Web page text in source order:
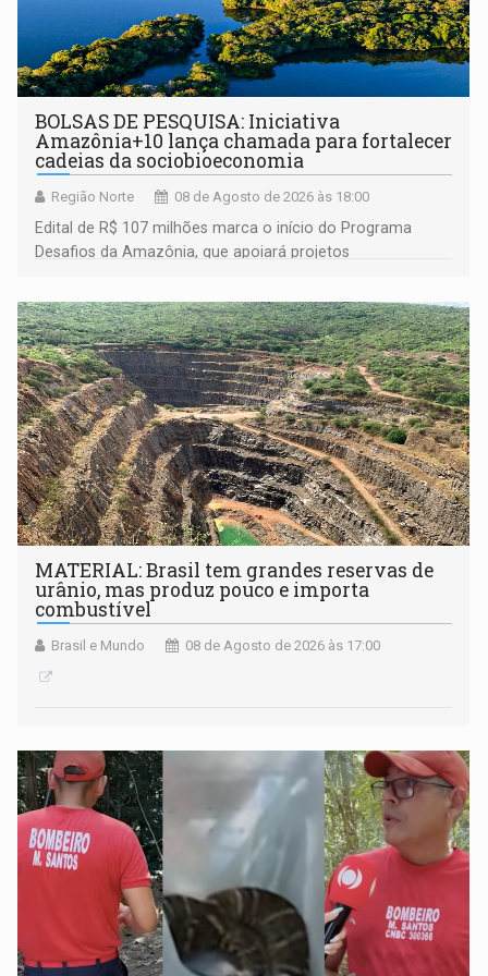
BOLSAS DE PESQUISA: Iniciativa
Amazônia+10 lança chamada para fortalecer
cadeias da sociobioeconomia
Região Norte 08 de Agosto de 2026 às 18:00
Edital de R$ 107 milhões marca o início do Programa
Desafios da Amazônia, que apoiará projetos
submissão de pré-propostas poderá ser feita até 1º de
setembro
MATERIAL: Brasil tem grandes reservas de
urânio, mas produz pouco e importa
combustível
Brasil e Mundo 08 de Agosto de 2026 às 17:00